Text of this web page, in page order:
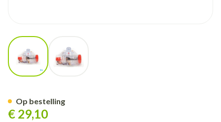
View larger image
€ 29,10
Op bestelling